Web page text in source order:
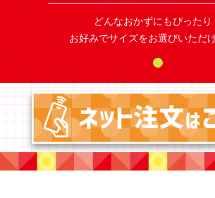
どんなおかずにもぴったり
お好みでサイズをお選びいただけ